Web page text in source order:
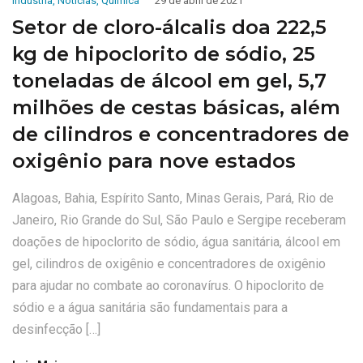
Setor de cloro-álcalis doa 222,5
kg de hipoclorito de sódio, 25
toneladas de álcool em gel, 5,7
milhões de cestas básicas, além
de cilindros e concentradores de
oxigênio para nove estados
Alagoas, Bahia, Espírito Santo, Minas Gerais, Pará, Rio de
Janeiro, Rio Grande do Sul, São Paulo e Sergipe receberam
doações de hipoclorito de sódio, água sanitária, álcool em
gel, cilindros de oxigênio e concentradores de oxigênio
para ajudar no combate ao coronavírus. O hipoclorito de
sódio e a água sanitária são fundamentais para a
desinfecção […]